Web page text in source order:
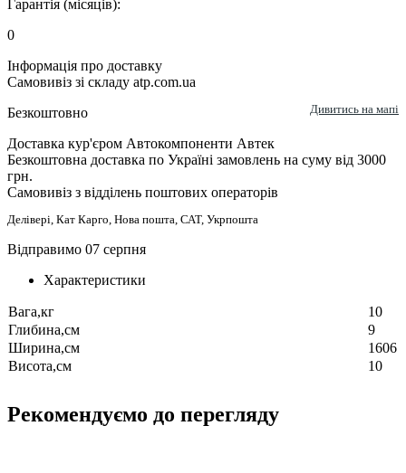
Гарантія (місяців):
0
Інформація про доставку
Самовивіз зі складу atp.com.ua
Безкоштовно
Дивитись на мапі
Доставка кур'єром Автокомпоненти Автек
Безкоштовна доставка по Україні замовлень на суму від 3000
грн.
Самовивіз з відділень поштових операторів
Делівері, Кат Карго, Нова пошта, САТ, Укрпошта
Відправимо 07 серпня
Характеристики
Вага,кг
10
Глибина,см
9
Ширина,см
1606
Висота,см
10
Рекомендуємо до перегляду